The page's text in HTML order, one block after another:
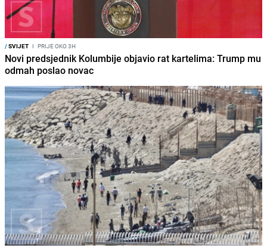
/SVIJET I PRIJE OKO 3H
Novi predsjednik Kolumbije objavio rat kartelima: Trump mu
odmah poslao novac